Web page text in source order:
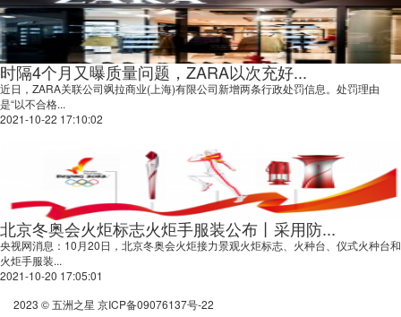
时隔4个月又曝质量问题，ZARA以次充好...
近日，ZARA关联公司飒拉商业(上海)有限公司新增两条行政处罚信息。处罚理由
是“以不合格...
2021-10-22 17:10:02
北京冬奥会火炬标志火炬手服装公布丨采用防...
央视网消息：10月20日，北京冬奥会火炬接力景观火炬标志、火种台、仪式火种台和
火炬手服装...
2021-10-20 17:05:01
2023 © 五洲之星 京ICP备09076137号-22